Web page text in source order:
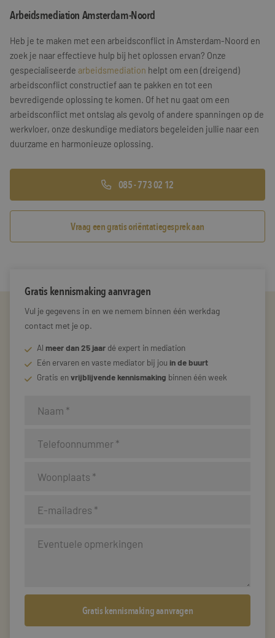
Training & Leiderschap
Referenties
Blogs
Documenten
Gratis folder
Contact
Arbeidsmediation Amsterdam-Noord
Heb je te maken met een arbeidsconflict in Amsterdam-Noord en
zoek je naar effectieve hulp bij het oplossen ervan? Onze
gespecialiseerde arbeidsmediation helpt om een (dreigend)
arbeidsconflict constructief aan te pakken en tot een
bevredigende oplossing te komen. Of het nu gaat om een
arbeidsconflict met ontslag als gevolg of andere spanningen op de
werkvloer, onze deskundige mediators begeleiden jullie naar een
duurzame en harmonieuze oplossing.
085 - 773 02 12
Vraag een gratis oriëntatiegesprek aan
Gratis kennismaking aanvragen
Vul je gegevens in en we nemem binnen één werkdag
contact met je op.
Al meer dan 25 jaar dé expert in mediation
Eén ervaren en vaste mediator bij jou in de buurt
Gratis envrijblijvende kennismaking binnen één week